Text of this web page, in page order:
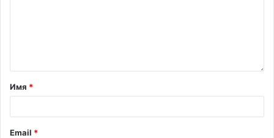
Имя *
Email *